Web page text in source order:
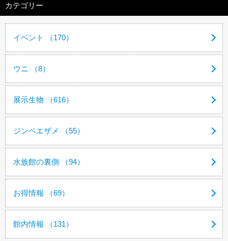
カテゴリー
イベント （170）
ウニ （8）
展示生物 （616）
ジンベエザメ （55）
水族館の裏側 （94）
お得情報 （69）
館内情報 （131）